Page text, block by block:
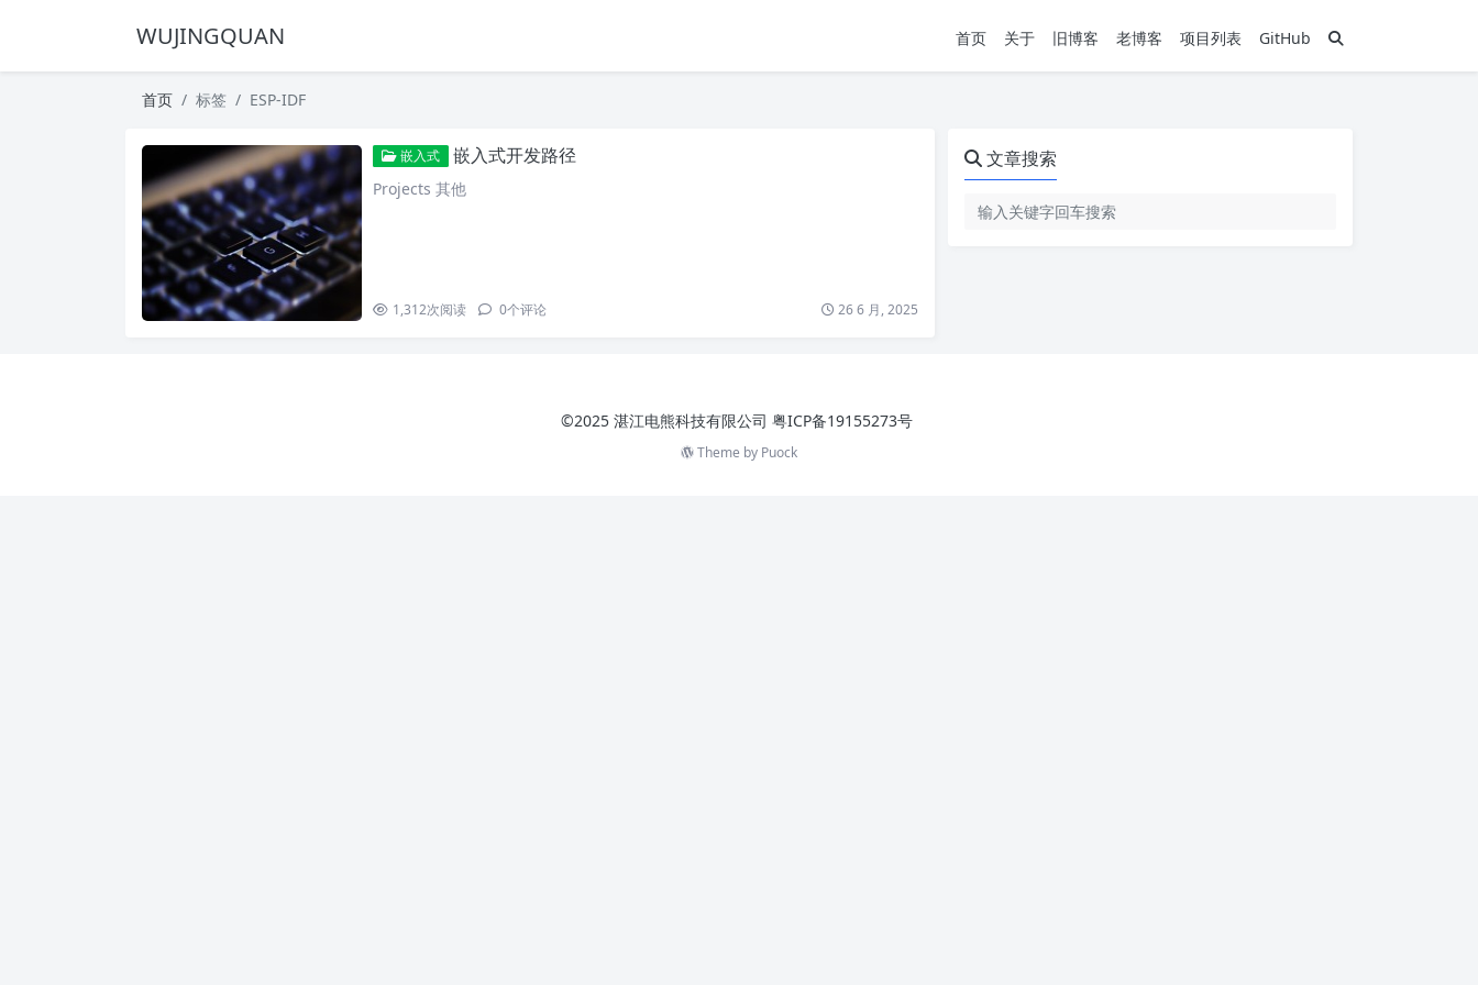
WUJINGQUAN 首页 关于 旧博客 老博客 项目列表 GitHub
首页 标签 ESP-IDF
嵌入式 嵌入式开发路径
Projects 其他
1,312次阅读 0个评论 26 6 月, 2025
文章搜索
©2025 湛江电熊科技有限公司 粤ICP备19155273号
Theme by Puock